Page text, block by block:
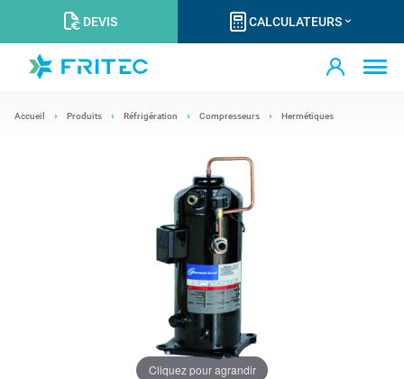
DEVIS CALCULATEURS
Accueil Produits Réfrigération Compresseurs Hermétiques
Cliquez pour agrandir